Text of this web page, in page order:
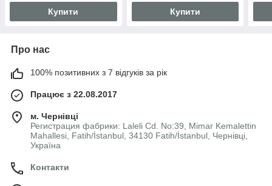
Купити Купити
Про нас
100% позитивних з 7 відгуків за рік
Працює з 22.08.2017
м. Чернівці
Регистрация фабрики: Laleli Cd. No:39, Mimar Kemalettin
Mahallesi, Fatih/İstanbul, 34130 Fatih/İstanbul, Чернівці,
Україна
Контакти